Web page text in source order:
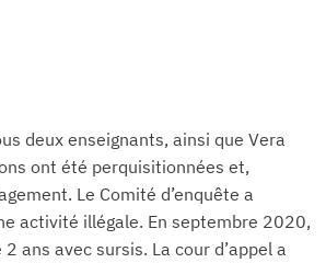
deux enseignants, ainsi que Vera
ont été perquisitionnées et,
Le Comité d’enquête a
activité illégale. En septembre 2020,
ans avec sursis. La cour d’appel a